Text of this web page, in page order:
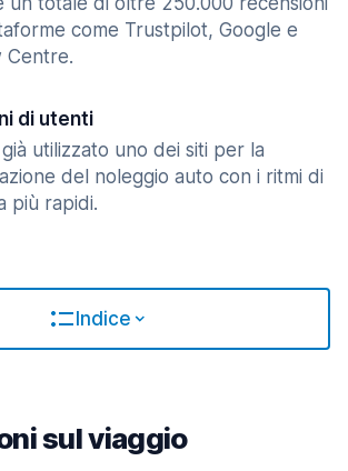
come Trustpilot, Google e
Centre.
di utenti
utilizzato uno dei siti per la
del noleggio auto con i ritmi di
più rapidi.
Indice
sul viaggio